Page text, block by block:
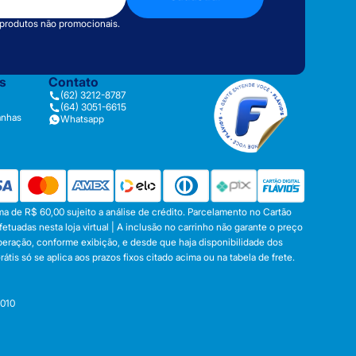
não promocionais.
Contato
(62) 3212-8787
(64) 3051-6615
Whatsapp
de R$ 60,00 sujeito a análise de crédito. Parcelamento no Cartão
nesta loja virtual | A inclusão no carrinho não garante o preço
conforme exibição, e desde que haja disponibilidade dos
só se aplica aos prazos fixos citado acima ou na tabela de frete.